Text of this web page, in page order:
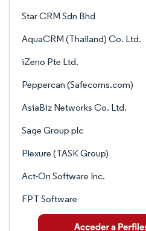
Star CRM Sdn Bhd
AquaCRM (Thailand) Co. Ltd.
iZeno Pte Ltd.
Peppercan (Safecoms.com)
AsiaBiz Networks Co. Ltd.
Sage Group plc
Plexure (TASK Group)
Act-On Software Inc.
FPT Software